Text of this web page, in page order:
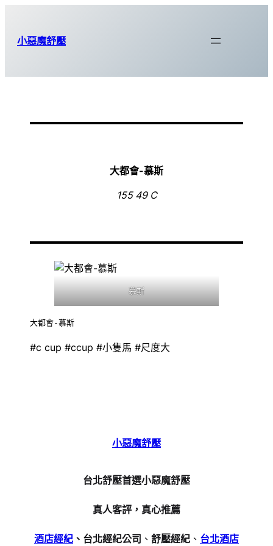
小惡魔舒壓
大都會-慕斯
155 49 C
慕斯
大都會-慕斯
#c cup #ccup #小隻馬 #尺度大
小惡魔舒壓
台北舒壓首選小惡魔舒壓
真人客評，真心推薦
酒店經紀 、台北經紀公司 、 舒壓經紀 、 台北酒店